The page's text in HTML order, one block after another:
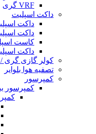
VRF گری
داکت اسپلیت
داکت
داکت
کاست
داکت
کولر گازی گری /
تصفیه هوا بلوایر
کمپرسور
کمپرسور